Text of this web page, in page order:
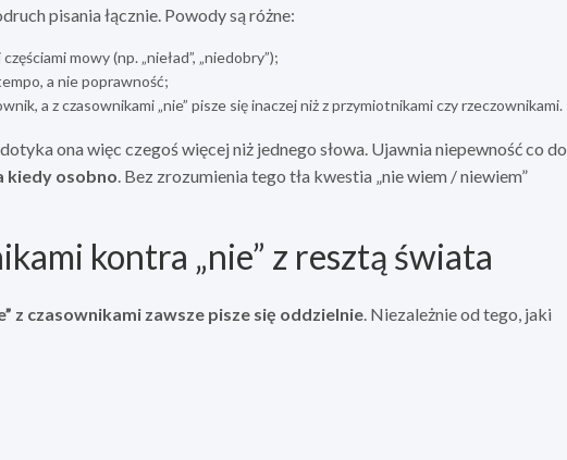
pisania łącznie. Powody są różne:
mowy (np. „nieład”, „niedobry”);
a nie poprawność;
a z czasownikami „nie” pisze się inaczej niż z przymiotnikami czy rzeczownikami.
ona więc czegoś więcej niż jednego słowa. Ujawnia niepewność co do
kiedy osobno. Bez zrozumienia tego tła kwestia „nie wiem / niewiem”
kontra „nie” z resztą świata
z czasownikami zawsze pisze się oddzielnie. Niezależnie od tego, jaki